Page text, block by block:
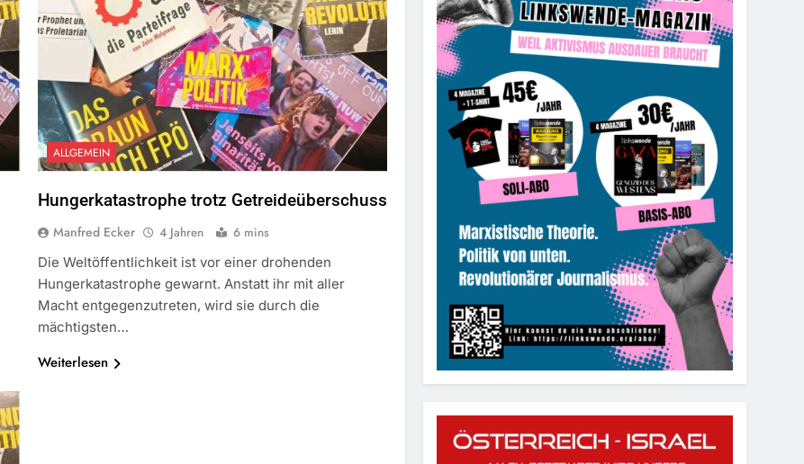
ALLGEMEIN
Hungerkatastrophe trotz Getreideüberschuss
Manfred Ecker 4 Jahren
6 mins
Die Weltöffentlichkeit ist vor einer drohenden
Hungerkatastrophe gewarnt. Anstatt ihr mit aller
Macht entgegenzutreten, wird sie durch die
mächtigsten…
Weiterlesen